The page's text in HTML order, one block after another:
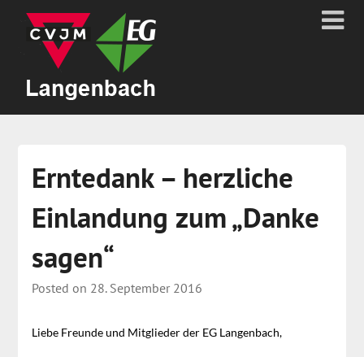
Erntedank – herzliche
Einlandung zum „Danke
sagen“
Posted on 28. September 2016
Liebe Freunde und Mitglieder der EG Langenbach,